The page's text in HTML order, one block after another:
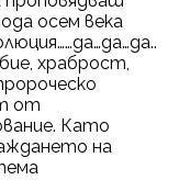
осем века
храброст,
от
Като
на